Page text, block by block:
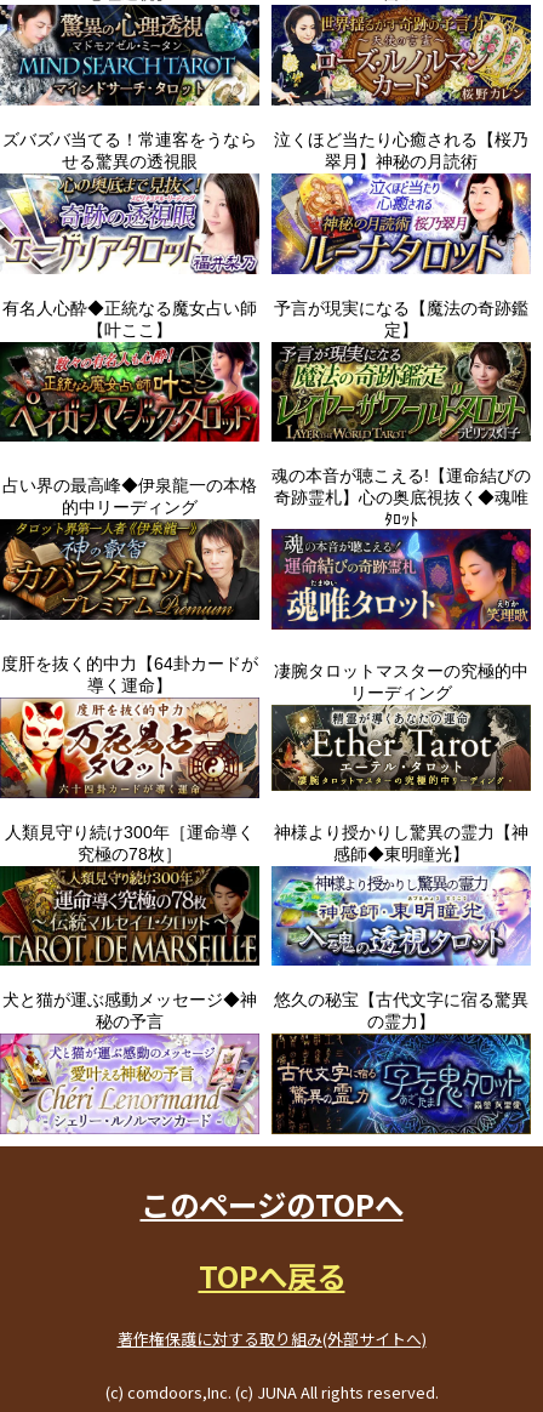
このページのTOPへ
TOPへ戻る
著作権保護に対する取り組み(外部サイトへ)
(c) comdoors,Inc. (c) JUNA All rights reserved.